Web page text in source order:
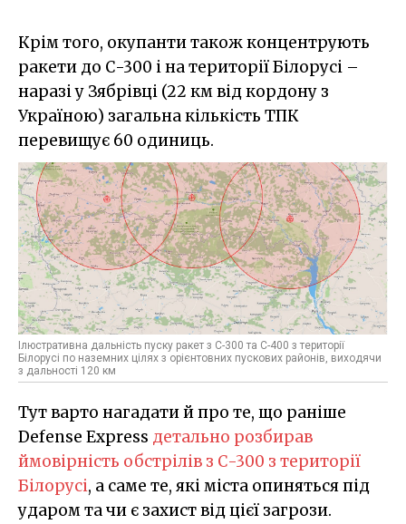
Крім того, окупанти також концентрують
ракети до С-300 і на території Білорусі –
наразі у Зябрівці (22 км від кордону з
Україною) загальна кількість ТПК
перевищує 60 одиниць.
Ілюстративна дальність пуску ракет з С-300 та С-400 з території
Білорусі по наземних цілях з орієнтовних пускових районів, виходячи
з дальності 120 км
Тут варто нагадати й про те, що раніше
Defense Express детально розбирав
ймовірність обстрілів з С-300 з території
Білорусі, а саме те, які міста опиняться під
ударом та чи є захист від цієї загрози.